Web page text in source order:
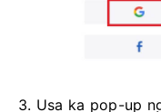
3. Usa ka pop-up